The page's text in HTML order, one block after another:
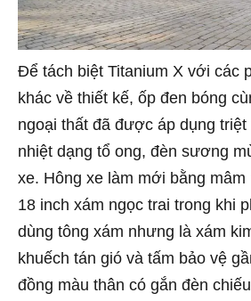
Để tách biệt Titanium X với các
khác về thiết kế, ốp đen bóng
ngoại thất đã được áp dụng
nhiệt dạng tổ ong, đèn sương
xe. Hông xe làm mới bằng
18 inch xám ngọc trai trong khi
dùng tông xám nhưng là xám
khuếch tán gió và tấm bảo vệ
đồng màu thân có gắn đèn